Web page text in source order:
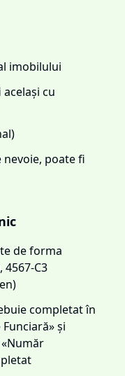
imobilului
cu
nevoie, poate fi
de forma
4567-C3
completat în
și